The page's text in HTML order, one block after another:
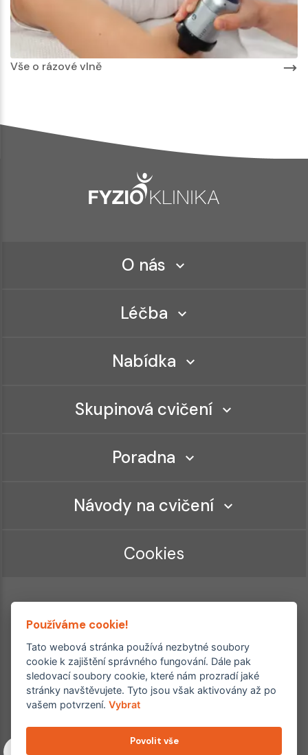
Vše o rázové vlně
O nás
Léčba
Nabídka
Skupinová cvičení
Poradna
Návody na cvičení
Cookies
Ordinace roku
Rehabilitační ordinace
2. místo – 2017/2019
Copyright © 2011–2026 FYZIOklinika s.r.o.
Používáme cookie!
Tato webová stránka používá nezbytné soubory
cookie k zajištění správného fungování. Dále pak
sledovací soubory cookie, které nám prozradí jaké
stránky navštěvujete. Tyto jsou však aktivovány až po
vašem potvrzení.Vybrat
Povolit vše